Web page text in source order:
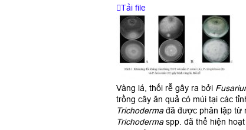
Tải file
Vàng lá, thối rễ gây ra bởi
trồng cây ăn quả có múi tại các
Trichodermađã được phân lập từ
Trichodermaspp. đã thể hiện